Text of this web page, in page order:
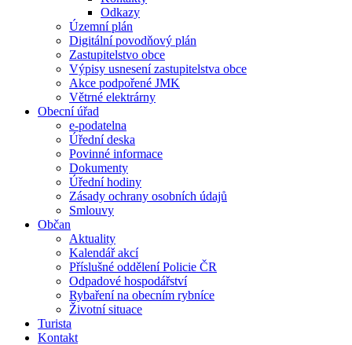
Odkazy
Územní plán
Digitální povodňový plán
Zastupitelstvo obce
Výpisy usnesení zastupitelstva obce
Akce podpořené JMK
Větrné elektrárny
Obecní úřad
e-podatelna
Úřední deska
Povinné informace
Dokumenty
Úřední hodiny
Zásady ochrany osobních údajů
Smlouvy
Občan
Aktuality
Kalendář akcí
Příslušné oddělení Policie ČR
Odpadové hospodářství
Rybaření na obecním rybníce
Životní situace
Turista
Kontakt